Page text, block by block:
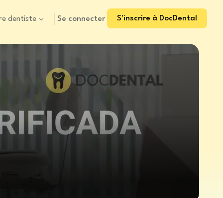
dentiste Se connecter S'inscrire à DocDental